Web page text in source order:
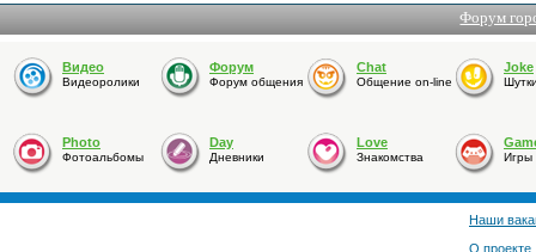
Форум
Видео
Видеоролики
Форум
Форум общения
Chat
Общение on-line
Joke
Photo
Фотоальбомы
Day
Дневники
Love
Знакомства Игры
Наши
О проекте